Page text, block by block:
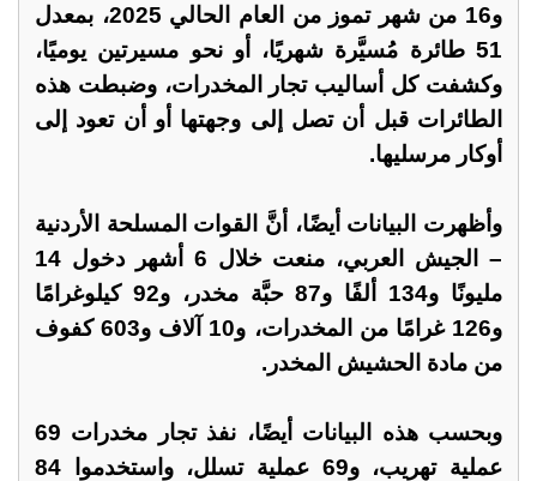
و16 من شهر تموز من العام الحالي 2025، بمعدل
51 طائرة مُسيَّرة شهريًا، أو نحو مسيرتين يوميًا،
وكشفت كل أساليب تجار المخدرات، وضبطت هذه
الطائرات قبل أن تصل إلى وجهتها أو أن تعود إلى
أوكار مرسليها.
وأظهرت البيانات أيضًا، أنَّ القوات المسلحة الأردنية
– الجيش العربي، منعت خلال 6 أشهر دخول 14
مليونًا و134 ألفًا و87 حبَّة مخدر، و92 كيلوغرامًا
و126 غرامًا من المخدرات، و10 آلاف و603 كفوف
من مادة الحشيش المخدر.
وبحسب هذه البيانات أيضًا، نفذ تجار مخدرات 69
عملية تهريب، و69 عملية تسلل، واستخدموا 84